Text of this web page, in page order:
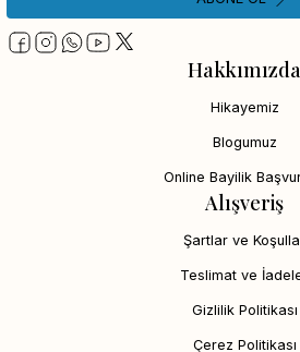
Hakkımızda
Hikayemiz
Blogumuz
Online Bayilik
Alışveriş
Şartlar ve
Teslimat ve
Gizlilik Politikası
Çerez Politikası